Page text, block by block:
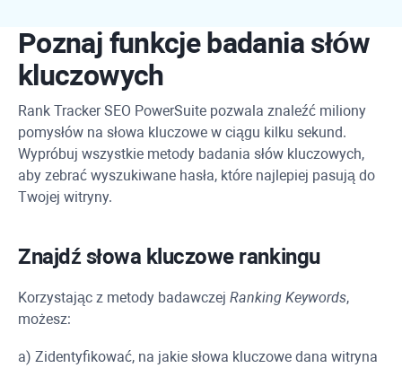
Poznaj funkcje badania słów
kluczowych
Rank Tracker SEO PowerSuite pozwala znaleźć miliony
pomysłów na słowa kluczowe w ciągu kilku sekund.
Wypróbuj wszystkie metody badania słów kluczowych,
aby zebrać wyszukiwane hasła, które najlepiej pasują do
Twojej witryny.
Znajdź słowa kluczowe rankingu
Korzystając z metody badawczej Ranking Keywords,
możesz:
a) Zidentyfikować, na jakie słowa kluczowe dana witryna